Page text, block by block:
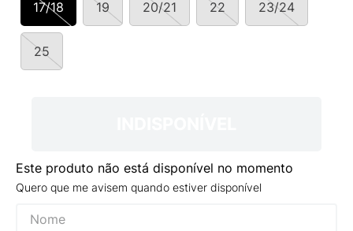
17/18 19 20/21 22 23/24
25
Este produto não está disponível no momento
Quero que me avisem quando estiver disponível
º
NEW 530
10º VANS TÊNIS VANS ULTRARANGE